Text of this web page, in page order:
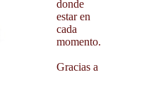
donde
estar en
cada
momento.
Gracias a